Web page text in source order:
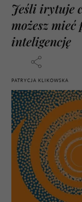
Jeśli irytuje
możesz
inteligencję
PATRYCJA KLIKOWSKA